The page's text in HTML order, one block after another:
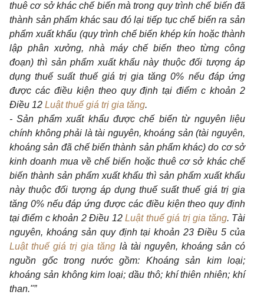
thuê cơ sở khác chế biến mà trong quy trình chế biến đã
thành sản phẩm khác sau đó lại tiếp tục chế biến ra sản
phẩm xuất khẩu (quy trình chế biến khép kín hoặc thành
lập phân xưởng, nhà máy chế biến theo từng công
đoạn) thì sản phẩm xuất khẩu này thuộc đối tượng áp
dụng thuế suất thuế giá trị gia tăng 0% nếu đáp ứng
được các điều kiện theo quy định tại điểm c khoản 2
Điều 12 Luật thuế giá trị gia tăng.
- Sản phẩm xuất khẩu được chế biến từ nguyên liệu
chính không phải là tài nguyên, khoáng sản (tài nguyên,
khoáng sản đã chế biến thành sản phẩm khác) do cơ sở
kinh doanh mua về chế biến hoặc thuê cơ sở khác chế
biến thành sản phẩm xuất khẩu thì sản phẩm xuất khẩu
này thuộc đối tượng áp dụng thuế suất thuế giá trị gia
tăng 0% nếu đáp ứng được các điều kiện theo quy định
tại điểm c khoản 2 Điều 12Luật thuế giá trị gia tăng. Tài
nguyên, khoáng sản quy định tại khoản 23 Điều 5 của
Luật thuế giá trị gia tăng là tài nguyên, khoáng sản có
nguồn gốc trong nước gồm: Khoáng sản kim loại;
khoáng sản không kim loại; dầu thô; khí thiên nhiên; khí
than."”